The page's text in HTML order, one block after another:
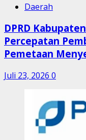
Daerah
DPRD
Percepatan
Pemetaan
Juli 23, 2026 0